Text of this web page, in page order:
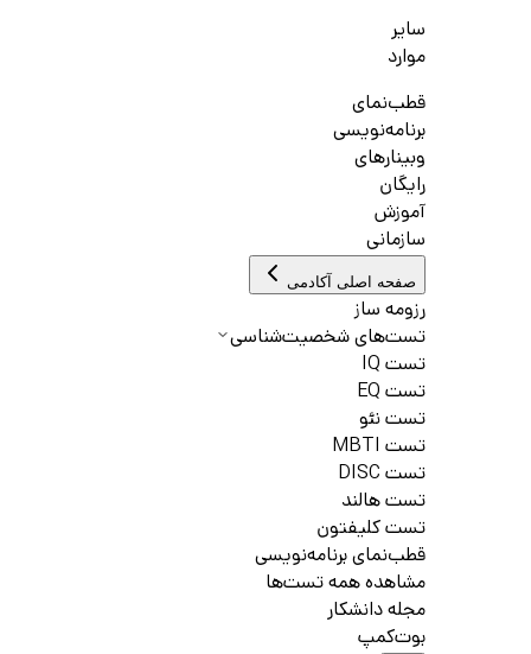
سایر
موارد
قطب‌نمای
برنامه‌نویسی
وبینارهای
رایگان
آموزش
سازمانی
صفحه اصلی آکادمی
رزومه ساز
تست‌های شخصیت‌شناسی
تست IQ
تست EQ
تست نئو
تست MBTI
تست DISC
تست هالند
تست کلیفتون
قطب‌نمای برنامه‌نویسی
مشاهده همه تست‌ها
مجله دانشکار
بوت‌کمپ